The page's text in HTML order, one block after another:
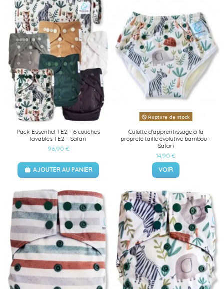
Pack Essentiel TE2 - 6 couches
lavables TE2 - Safari
96,90 €
AJOUTER AU PANIER
Rupture de stock
Culotte d'apprentissage à la
propreté taille évolutive bambou -
Safari
14,90 €
VOIR